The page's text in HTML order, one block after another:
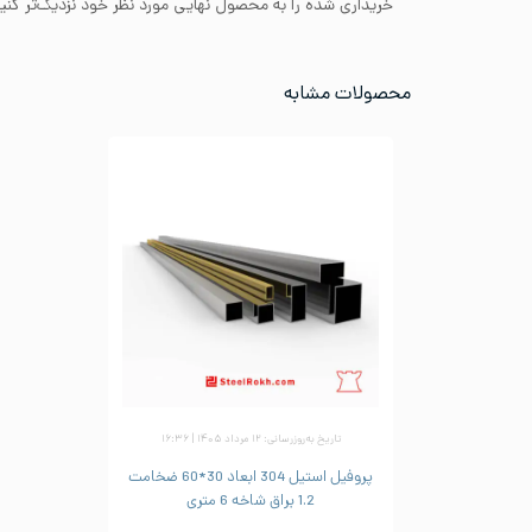
خریداری شده را به محصول نهایی مورد نظر خود نزدیک‌تر
محصولات مشابه
تاریخ به‌روزرسانی: ۱۲ مرداد ۱۴۰۵ | ۱۶:۳۶
پروفیل استیل 304 ابعاد 30*60 ضخامت
1.2 براق شاخه 6 متری